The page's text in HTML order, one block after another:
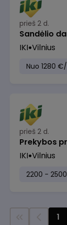
prieš 2 d.
Sandėlio
IKI Vilnius
Nuo 1280
prieš 2 d.
Prekybos
IKI Vilnius
2200 -
1